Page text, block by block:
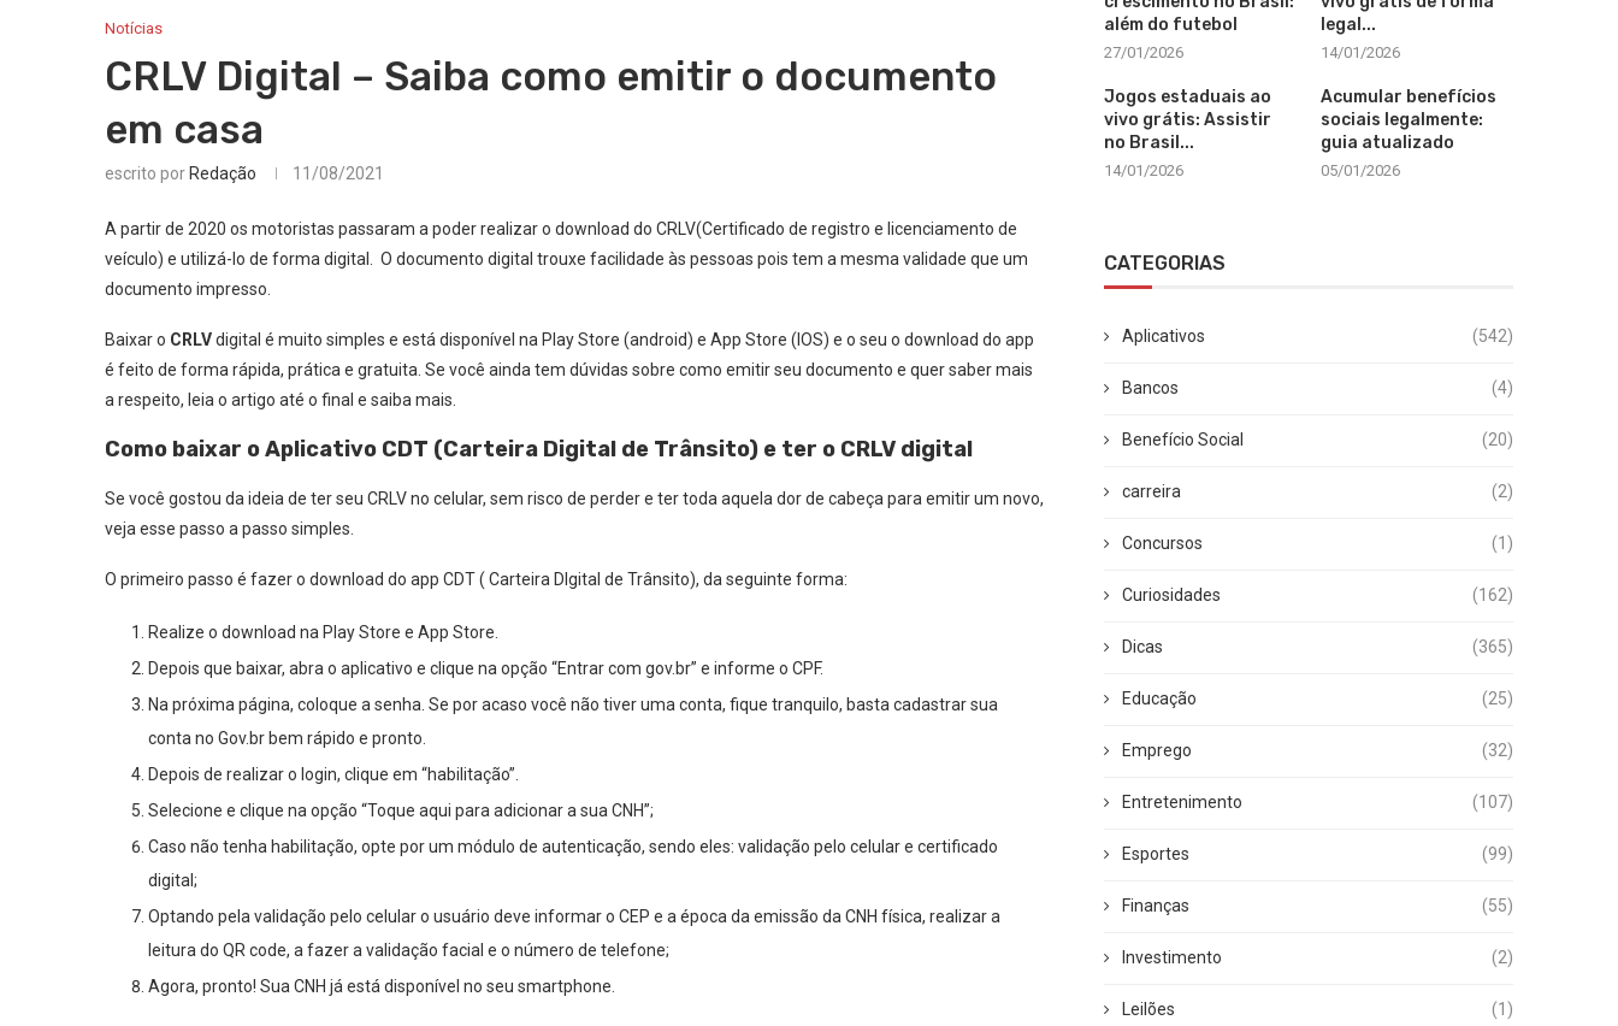
Notícias
CRLV Digital – Saiba como emitir o documento
em casa
escrito por Redação 11/08/2021
A partir de 2020 os motoristas passaram a poder realizar o download do CRLV(Certificado de registro e licenciamento de
veículo) e utilizá-lo de forma digital. O documento digital trouxe facilidade às pessoas pois tem a mesma validade que um
documento impresso.
Baixar o CRLVdigital é muito simples e está disponível na Play Store (android) e App Store (IOS) e o seu o download do app
é feito de forma rápida, prática e gratuita. Se você ainda tem dúvidas sobre como emitir seu documento e quer saber mais
a respeito, leia o artigo até o final e saiba mais.
Como baixar o Aplicativo CDT (Carteira Digital de Trânsito) e ter o CRLV digital
Se você gostou da ideia de ter seu CRLV no celular, sem risco de perder e ter toda aquela dor de cabeça para emitir um novo,
veja esse passo a passo simples.
O primeiro passo é fazer o download do app CDT ( Carteira DIgital de Trânsito), da seguinte forma:
Realize o download na Play Store e App Store.
Depois que baixar, abra o aplicativo e clique na opção “Entrar com gov.br” e informe o CPF.
Na próxima página, coloque a senha. Se por acaso você não tiver uma conta, fique tranquilo, basta cadastrar sua
conta no Gov.br bem rápido e pronto.
Depois de realizar o login, clique em “habilitação”.
Selecione e clique na opção “Toque aqui para adicionar a sua CNH”;
Caso não tenha habilitação, opte por um módulo de autenticação, sendo eles: validação pelo celular e certificado
digital;
Optando pela validação pelo celular o usuário deve informar o CEP e a época da emissão da CNH física, realizar a
leitura do QR code, a fazer a validação facial e o número de telefone;
Agora, pronto! Sua CNH já está disponível no seu smartphone.
além do futebol
27/01/2026
legal...
14/01/2026
Jogos estaduais ao
vivo grátis: Assistir
no Brasil...
14/01/2026
Acumular benefícios
sociais legalmente:
guia atualizado
05/01/2026
CATEGORIAS
Aplicativos (542)
Bancos (4)
Benefício Social (20)
carreira (2)
Concursos (1)
Curiosidades (162)
Dicas (365)
Educação (25)
Emprego (32)
Entretenimento (107)
Esportes (99)
Finanças (55)
Investimento (2)
Leilões (1)